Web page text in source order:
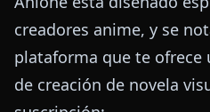
creadores anime, y se
plataforma que te
de creación de novela